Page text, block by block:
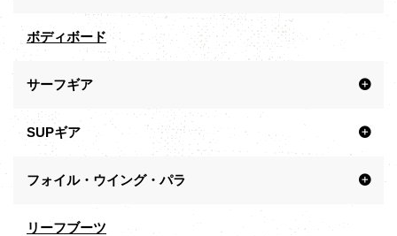
ボディボード
サーフギア
SUPギア
フォイル・ウイング・パラ
リーフブーツ